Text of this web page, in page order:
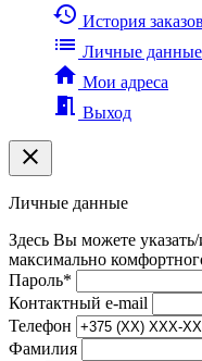
history История заказов
list Личные данные
home Мои адреса
meeting_room Выход
clear
Личные данные
Здесь Вы можете
максимально
Пароль*
Контактный e-mail
Телефон
Фамилия